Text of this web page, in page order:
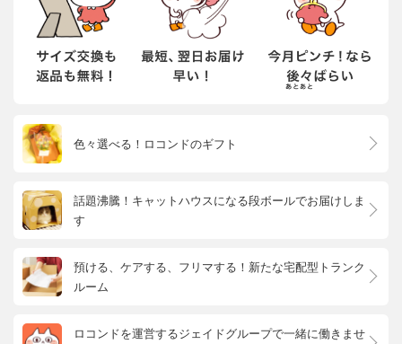
色々選べる！ロコンドのギフト
話題沸騰！キャットハウスになる段ボールでお届けしま
す
預ける、ケアする、フリマする！新たな宅配型トランク
ルーム
ロコンドを運営するジェイドグループで一緒に働きませ